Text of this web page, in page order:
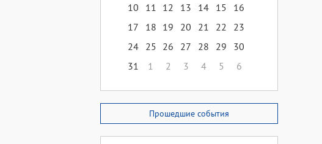
10
11 12 13 14 15
16
17
18 19 20 21 22
23
24 25 26 27 28 29
30
31
1 2 3 4 5 6
Прошедшие события